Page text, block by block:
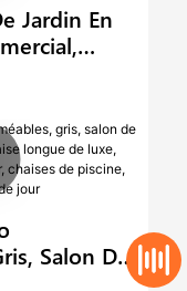
Jardin En
De
Lit De
Salon De
Chaise